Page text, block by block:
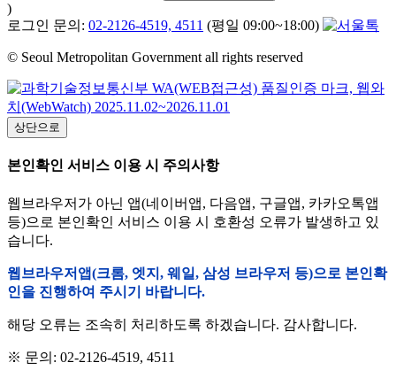
)
로그인 문의: 02-2126-4519, 4511 (평일 09:00~18:00)
© Seoul Metropolitan Government all rights reserved
상단으로
본인확인 서비스 이용 시 주의사항
웹브라우저가 아닌 앱(네이버앱, 다음앱, 구글앱, 카카오톡앱
등)으로 본인확인 서비스 이용 시 호환성 오류가 발생하고 있
습니다.
웹브라우저앱(크롬, 엣지, 웨일, 삼성 브라우저 등)으로 본인확
인을 진행하여 주시기 바랍니다.
해당 오류는 조속히 처리하도록 하겠습니다. 감사합니다.
※ 문의: 02-2126-4519, 4511